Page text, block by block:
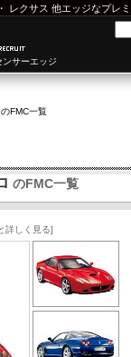
・ レクサス 他エッジなプレ
サーエッジ
のFMC一覧
のFMC一覧
詳しく見る]